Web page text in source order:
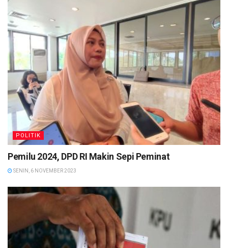
POLITIK
Pemilu 2024, DPD RI Makin Sepi Peminat
SENIN, 6 NOVEMBER 2023